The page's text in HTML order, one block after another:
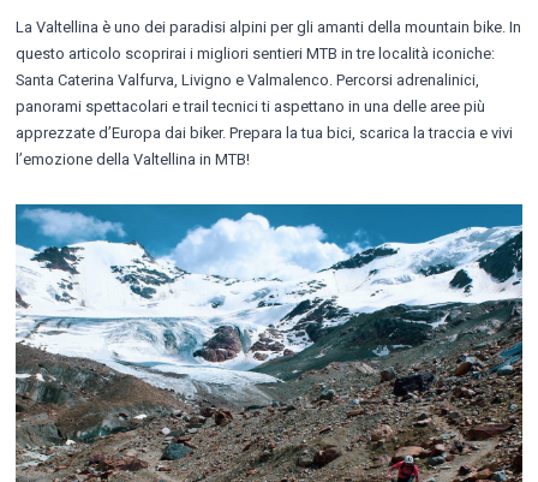
La Valtellina è uno dei paradisi alpini per gli amanti della mountain bike. In
questo articolo scoprirai i migliori sentieri MTB in tre località iconiche:
Santa Caterina Valfurva, Livigno e Valmalenco. Percorsi adrenalinici,
panorami spettacolari e trail tecnici ti aspettano in una delle aree più
apprezzate d’Europa dai biker. Prepara la tua bici, scarica la traccia e vivi
l’emozione della Valtellina in MTB!